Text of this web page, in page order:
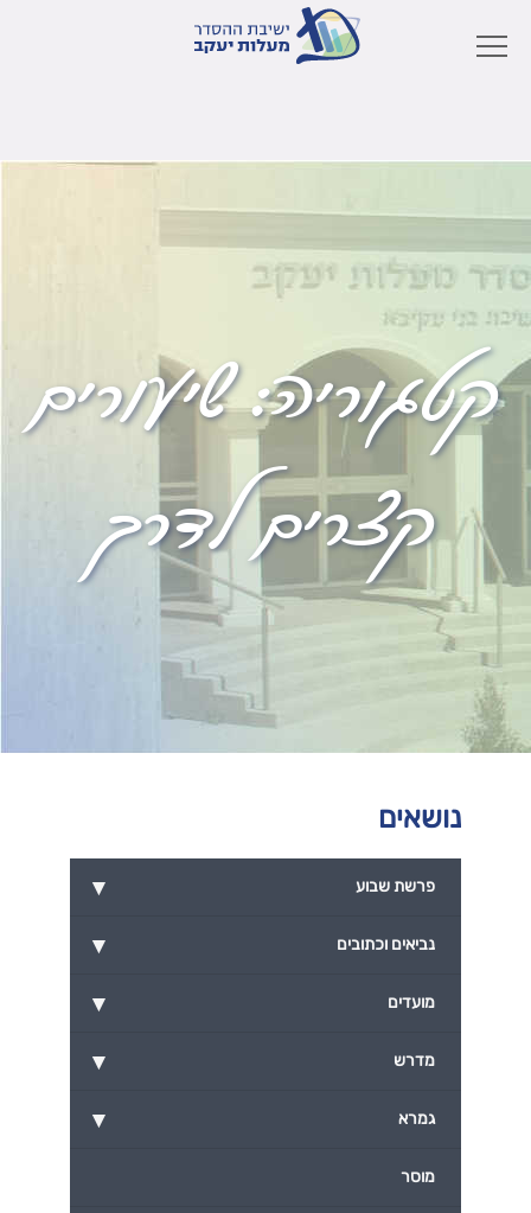
קטגוריה:שיעורים
קצרים לדרך
נושאים
▾ פרשת שבוע
▾ נביאים וכתובים
▾ מועדים
▾ מדרש
▾ גמרא
מוסר